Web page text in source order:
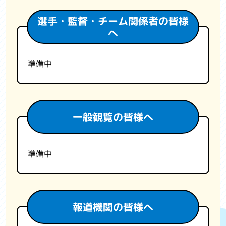
選手・監督・チーム関係者の皆様
へ
準備中
一般観覧の皆様へ
準備中
報道機関の皆様へ